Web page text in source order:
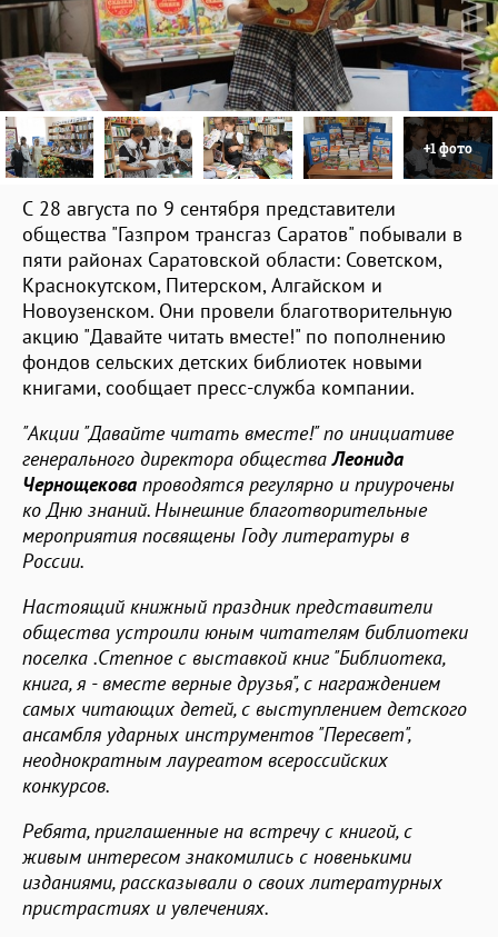
+1 фото
С 28 августа по 9 сентября представители
общества "Газпром трансгаз Саратов" побывали в
пяти районах Саратовской области: Советском,
Краснокутском, Питерском, Алгайском и
Новоузенском. Они провели благотворительную
акцию "Давайте читать вместе!" по пополнению
фондов сельских детских библиотек новыми
книгами, сообщает пресс-служба компании.
"Акции "Давайте читать вместе!" по инициативе
генерального директора обществаЛеонида
Чернощекова проводятся регулярно и приурочены
ко Дню знаний. Нынешние благотворительные
мероприятия посвящены Году литературы в
России.
Настоящий книжный праздник представители
общества устроили юным читателям библиотеки
поселка .Степное с выставкой книг "Библиотека,
книга, я - вместе верные друзья", с награждением
самых читающих детей, с выступлением детского
ансамбля ударных инструментов "Пересвет",
неоднократным лауреатом всероссийских
конкурсов.
Ребята, приглашенные на встречу с книгой, с
живым интересом знакомились с новенькими
изданиями, рассказывали о своих литературных
пристрастиях и увлечениях.